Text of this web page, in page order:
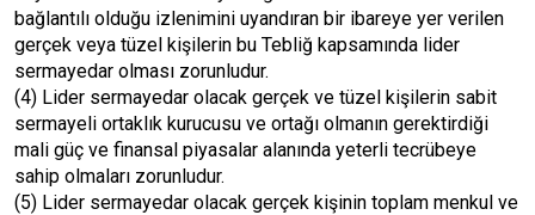
bağlantılı olduğu izlenimini uyandıran bir ibareye yer verilen
gerçek veya tüzel kişilerin bu Tebliğ kapsamında lider
sermayedar olması zorunludur.
(4) Lider sermayedar olacak gerçek ve tüzel kişilerin sabit
sermayeli ortaklık kurucusu ve ortağı olmanın gerektirdiği
mali güç ve finansal piyasalar alanında yeterli tecrübeye
sahip olmaları zorunludur.
(5) Lider sermayedar olacak gerçek kişinin toplam menkul ve